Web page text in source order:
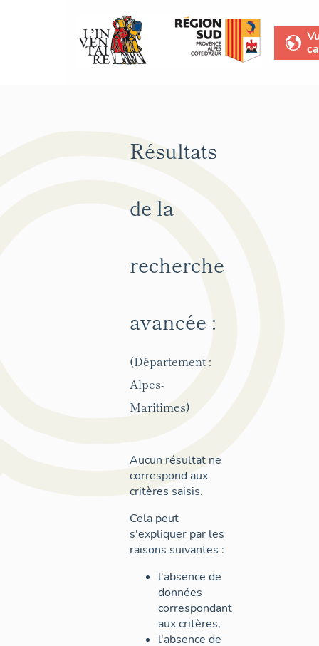
Résultats
de la
recherche
avancée :
(Département :
Alpes-
Maritimes)
Aucun résultat ne
correspond aux
critères saisis.
Cela peut
s'expliquer par les
raisons suivantes :
l'absence de
données
correspondant
aux critères,
l'absence de